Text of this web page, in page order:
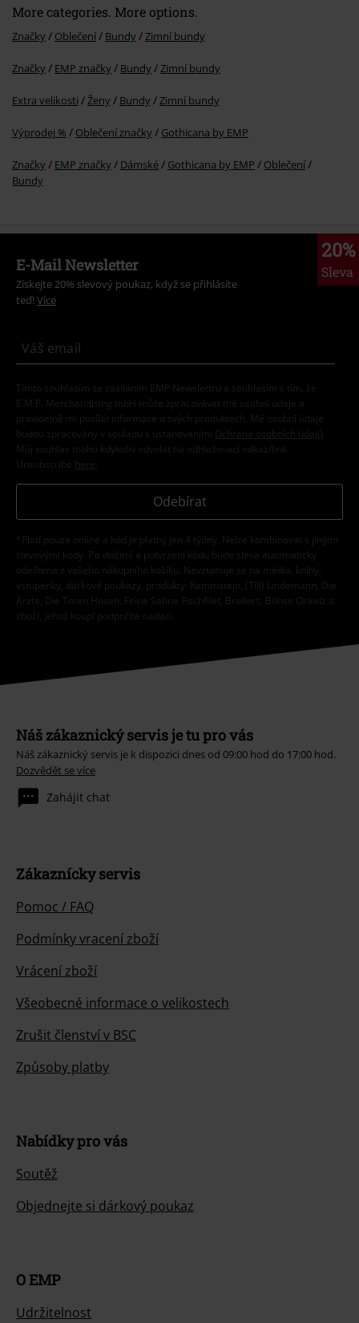
More categories. More options.
Značky Oblečení Bundy Zimní bundy
Značky EMP značky Bundy Zimní bundy
Extra velikosti Ženy Bundy Zimní bundy
Výprodej % Oblečení značky Gothicana by EMP
Značky EMP značky Dámské Gothicana by EMP
Oblečení
Bundy
20%
Sleva
E-Mail Newsletter
Získejte 20% slevový poukaz, když se přihlásíte
teď! Více
Tímto souhlasím se zasíláním EMP Newslettru a souhlasím s tím, že
E.M.P. Merchandising mbH může zpracovávat mé osobní údaje a
pravidelně mi posílat informace o svých produktech. Mé osobní údaje
budou zpracovány v souladu s ustanoveními
Ochrana osobních údajů
Můj souhlas mohu kdykoliv odvolat na odhlašovací odkaz/link.
Unsubscribe here
Odebírat
*Platí pouze online a kód je platný jen 4 týdny. Nelze kombinovat s jinými
slevovými kódy. Po vložení a potvrzení kódu bude sleva automaticky
odečtena z vašeho nákupního košíku. Nevztahuje se na média, knihy,
vstupenky, dárkové poukazy, produkty: Rammstein, (Till) Lindemann, Die
Ärzte, Die Toten Hosen, Feine Sahne Fischfilet, Broilers, Böhse Onkelz a
zboží, jehož koupí podpoříte nadaci.
Náš zákaznický servis je tu pro vás
Náš zákaznický servis je k dispozici dnes od 09:00 hod do 17:00 hod.
Dozvědět se více
Zahájit chat
Zákaznícky servis
Pomoc / FAQ
Podmínky vracení zboží
Vrácení zboží
Všeobecné informace o velikostech
Zrušit členství v BSC
Způsoby platby
Nabídky pro vás
Soutěž
Objednejte si dárkový poukaz
O EMP
Udržitelnost